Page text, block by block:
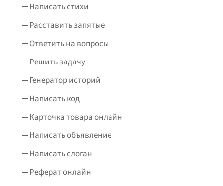
Написать стихи
Расставить запятые
Ответить на вопросы
Решить задачу
Генератор историй
Написать код
Карточка товара онлайн
Написать объявление
Написать слоган
Реферат онлайн